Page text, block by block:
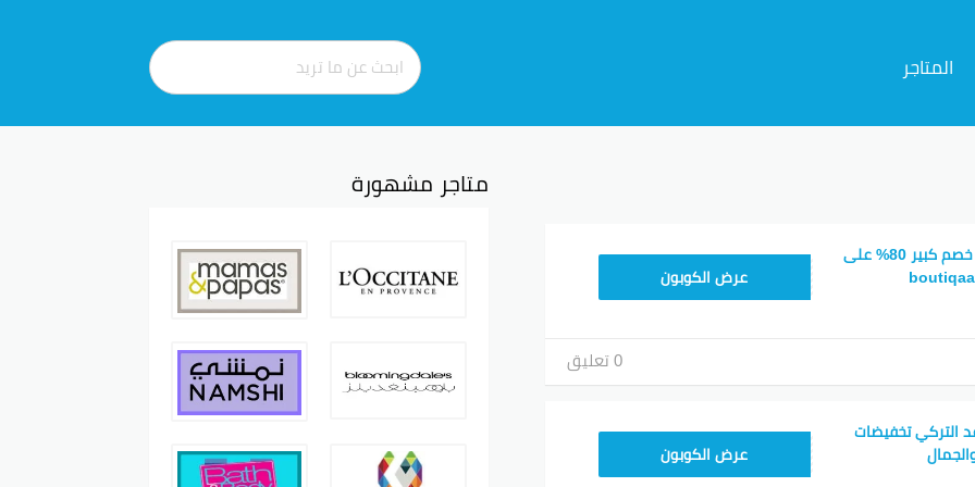
المتاجر
كوبون خصم بوتيكات خصم كبير 80% على
BOT24عرض الكوبون
0 تعليق
التركي تخفيضات
F53EADB4
عرض الكوبون
متاجر مشهورة